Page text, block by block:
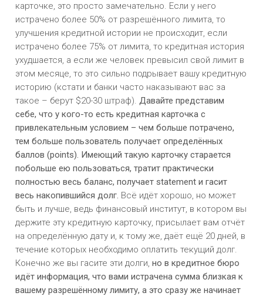
карточке, это просто замечательно. Если у него
истрачено более 50% от разрешённого лимита, то
улучшения кредитной истории не происходит, если
истрачено более 75% от лимита, то кредитная история
ухудшается, а если же человек превысил свой лимит в
этом месяце, то это сильно подрывает вашу кредитную
историю (кстати и банки часто наказывают вас за
такое – берут $20-30 штраф).Давайте представим
себе, что у кого-то есть кредитная карточка с
привлекательным условием – чем больше потрачено,
тем больше пользователь получает определённых
баллов (points). Имеющий такую карточку старается
побольше ею пользоваться, тратит практически
полностью весь баланс, получает statement и гасит
весь накопившийся долг. Всё идёт хорошо, но может
быть и лучше, ведь финансовый институт, в котором вы
держите эту кредитную карточку, присылает вам отчёт
на определённую дату и, к тому же, даёт ещё 20 дней, в
течение которых необходимо оплатить текущий долг.
Конечно же вы гасите эти долги,но в кредитное бюро
идёт информация, что вами истрачена сумма близкая к
вашему разрешённому лимиту, а это сразу же начинает